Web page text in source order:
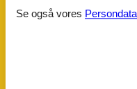
Bordtennis
Cykelvenlig
Se også vores